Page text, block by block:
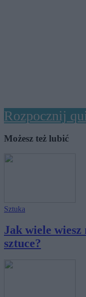
Rozpocznij
Możesz też lubić
Sztuka
Jak wiele
sztuce?